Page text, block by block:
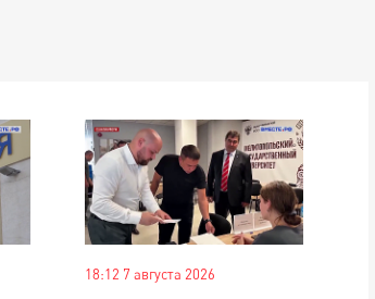
18:12 7 августа 2026